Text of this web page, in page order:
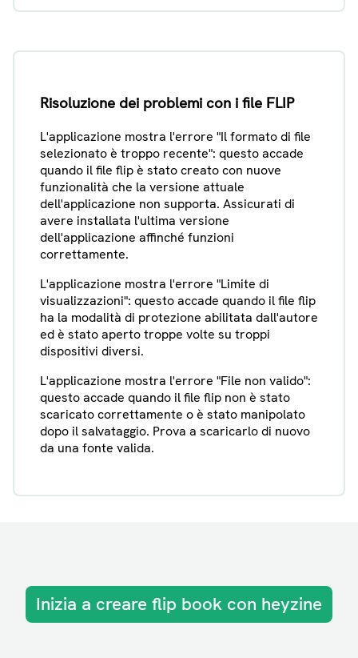
Risoluzione dei problemi con i file FLIP
L'applicazione mostra l'errore "Il formato di file
selezionato è troppo recente": questo accade
quando il file flip è stato creato con nuove
funzionalità che la versione attuale
dell'applicazione non supporta. Assicurati di
avere installata l'ultima versione
dell'applicazione affinché funzioni
correttamente.
L'applicazione mostra l'errore "Limite di
visualizzazioni": questo accade quando il file flip
ha la modalità di protezione abilitata dall'autore
ed è stato aperto troppe volte su troppi
dispositivi diversi.
L'applicazione mostra l'errore "File non valido":
questo accade quando il file flip non è stato
scaricato correttamente o è stato manipolato
dopo il salvataggio. Prova a scaricarlo di nuovo
da una fonte valida.
Inizia a creare flip book con heyzine